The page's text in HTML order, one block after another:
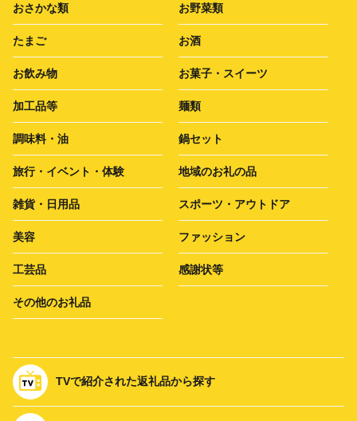
おさかな類 お野菜類
たまご お酒
お飲み物 お菓子・スイーツ
加工品等 麺類
調味料・油 鍋セット
旅行・イベント・体験 地域のお礼の品
雑貨・日用品 スポーツ・アウトドア
美容 ファッション
工芸品 感謝状等
その他のお礼品
TVで紹介された返礼品から探す